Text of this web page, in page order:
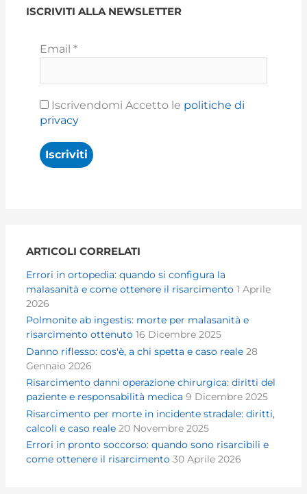
ISCRIVITI ALLA NEWSLETTER
Email*
Iscrivendomi Accetto le politiche di
privacy
ARTICOLI CORRELATI
Errori in ortopedia: quando si configura la
malasanità e come ottenere il risarcimento 1 Aprile
2026
Polmonite ab ingestis: morte per malasanità e
risarcimento ottenuto 16 Dicembre 2025
Danno riflesso: cos'è, a chi spetta e caso reale 28
Gennaio 2026
Risarcimento danni operazione chirurgica: diritti del
paziente e responsabilità medica 9 Dicembre 2025
Risarcimento per morte in incidente stradale: diritti,
calcoli e caso reale 20 Novembre 2025
Errori in pronto soccorso: quando sono risarcibili e
come ottenere il risarcimento 30 Aprile 2026